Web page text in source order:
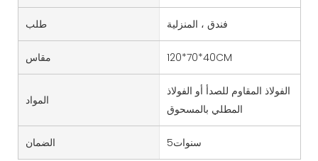
طلب فندق ، المنزلية
مقاس 120*70*40CM
المواد
الفولاذ المقاوم للصدأ أو الفولاذ
المطلي بالمسحوق
الضمان سنوات5